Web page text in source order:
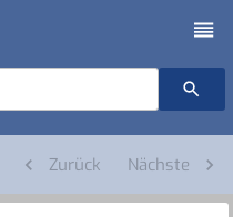
Zurück Nächste